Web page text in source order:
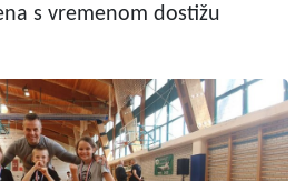
s vremenom dostižu